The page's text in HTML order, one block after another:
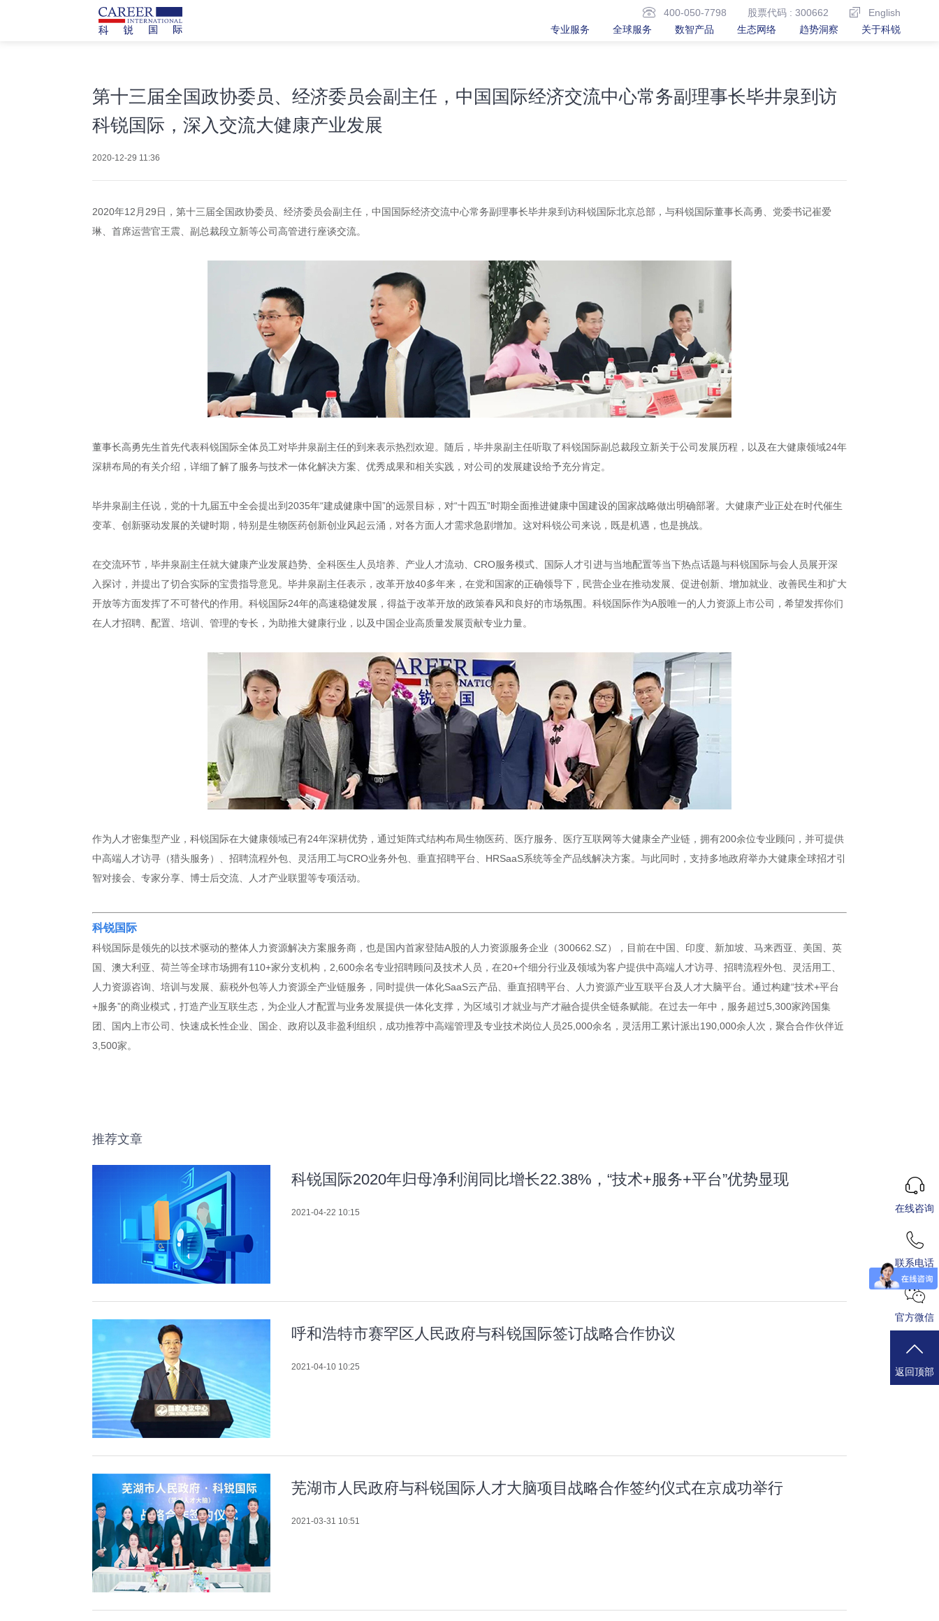
400-050-7798 股票代码 : 300662
English
专业服务
全球服务 数智产品 生态网络 趋势洞察 关于科锐
第十三届全国政协委员、经济委员会副主任，中国国际经济交流中心常务副理事长毕井泉到访
科锐国际，深入交流大健康产业发展
2020-12-29 11:36
2020年12月29日，第十三届全国政协委员、经济委员会副主任，中国国际经济交流中心常务副理事长毕井泉到访科锐国际北京总部，与科锐国际董事长高勇、党委书记崔爱
琳、首席运营官王震、副总裁段立新等公司高管进行座谈交流。
董事长高勇先生首先代表科锐国际全体员工对毕井泉副主任的到来表示热烈欢迎。随后，毕井泉副主任听取了科锐国际副总裁段立新关于公司发展历程，以及在大健康领域24年
深耕布局的有关介绍，详细了解了服务与技术一体化解决方案、优秀成果和相关实践，对公司的发展建设给予充分肯定。
毕井泉副主任说，党的十九届五中全会提出到2035年“建成健康中国”的远景目标，对“十四五”时期全面推进健康中国建设的国家战略做出明确部署。大健康产业正处在时代催生
变革、创新驱动发展的关键时期，特别是生物医药创新创业风起云涌，对各方面人才需求急剧增加。这对科锐公司来说，既是机遇，也是挑战。
在交流环节，毕井泉副主任就大健康产业发展趋势、全科医生人员培养、产业人才流动、CRO服务模式、国际人才引进与当地配置等当下热点话题与科锐国际与会人员展开深
入探讨，并提出了切合实际的宝贵指导意见。毕井泉副主任表示，改革开放40多年来，在党和国家的正确领导下，民营企业在推动发展、促进创新、增加就业、改善民生和扩大
开放等方面发挥了不可替代的作用。科锐国际24年的高速稳健发展，得益于改革开放的政策春风和良好的市场氛围。科锐国际作为A股唯一的人力资源上市公司，希望发挥你们
在人才招聘、配置、培训、管理的专长，为助推大健康行业，以及中国企业高质量发展贡献专业力量。
作为人才密集型产业，科锐国际在大健康领域已有24年深耕优势，通过矩阵式结构布局生物医药、医疗服务、医疗互联网等大健康全产业链，拥有200余位专业顾问，并可提供
中高端人才访寻（猎头服务）、招聘流程外包、灵活用工与CRO业务外包、垂直招聘平台、HRSaaS系统等全产品线解决方案。与此同时，支持多地政府举办大健康全球招才引
智对接会、专家分享、博士后交流、人才产业联盟等专项活动。
科锐国际
科锐国际是领先的以技术驱动的整体人力资源解决方案服务商，也是国内首家登陆A股的人力资源服务企业（300662.SZ），目前在中国、印度、新加坡、马来西亚、美国、英
国、澳大利亚、荷兰等全球市场拥有110+家分支机构，2,600余名专业招聘顾问及技术人员，在20+个细分行业及领域为客户提供中高端人才访寻、招聘流程外包、灵活用工、
人力资源咨询、培训与发展、薪税外包等人力资源全产业链服务，同时提供一体化SaaS云产品、垂直招聘平台、人力资源产业互联平台及人才大脑平台。通过构建“技术+平台
+服务”的商业模式，打造产业互联生态，为企业人才配置与业务发展提供一体化支撑，为区域引才就业与产才融合提供全链条赋能。在过去一年中，服务超过5,300家跨国集
团、国内上市公司、快速成长性企业、国企、政府以及非盈利组织，成功推荐中高端管理及专业技术岗位人员25,000余名，灵活用工累计派出190,000余人次，聚合合作伙伴近
3,500家。
推荐文章
科锐国际2020年归母净利润同比增长22.38%，“技术+服务+平台”优势显现
2021-04-22 10:15
呼和浩特市赛罕区人民政府与科锐国际签订战略合作协议
2021-04-10 10:25
芜湖市人民政府与科锐国际人才大脑项目战略合作签约仪式在京成功举行
2021-03-31 10:51
在线咨询
联系电话
官方微信
返回顶部